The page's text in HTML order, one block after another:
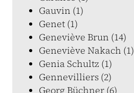
Gauvin (1)
Genet (1)
Geneviève Brun (14)
Geneviève Nakach (1)
Genia Schultz (1)
Gennevilliers (2)
Georg Büchner (6)